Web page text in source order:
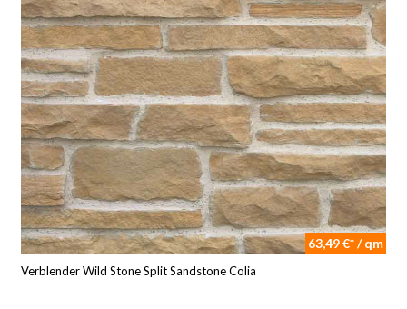
63,49 €* / qm
Verblender Wild Stone Split Sandstone Colia